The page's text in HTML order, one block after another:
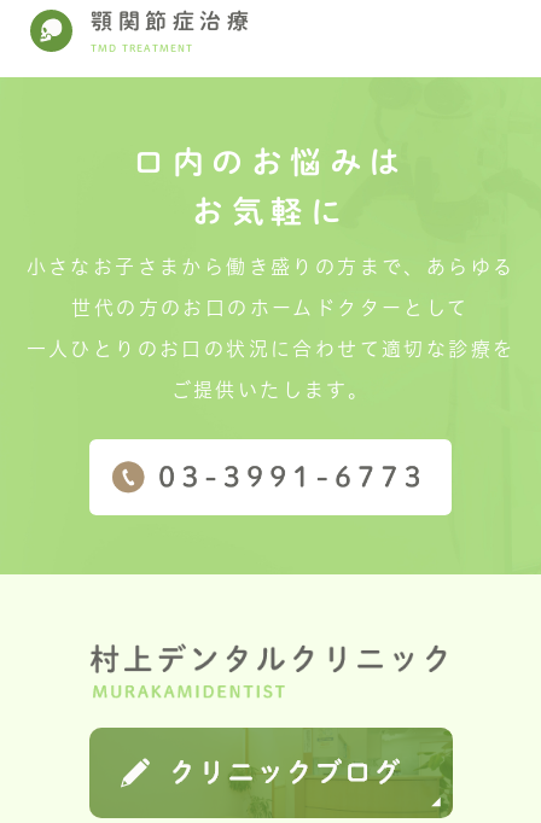
顎関節症治療
TMD TREATMENT
口内のお悩みは
お気軽に
小さなお子さまから働き盛りの方まで、あらゆる
世代の方のお口のホームドクターとして
一人ひとりのお口の状況に合わせて適切な診療を
ご提供いたします。